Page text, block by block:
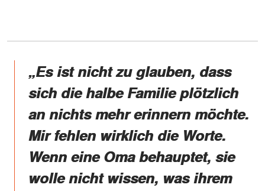
„Es ist nicht zu glauben, dass
sich die halbe Familie plötzlich
an nichts mehr erinnern möchte.
Mir fehlen wirklich die Worte.
Wenn eine Oma behauptet, sie
wolle nicht wissen, was ihrem